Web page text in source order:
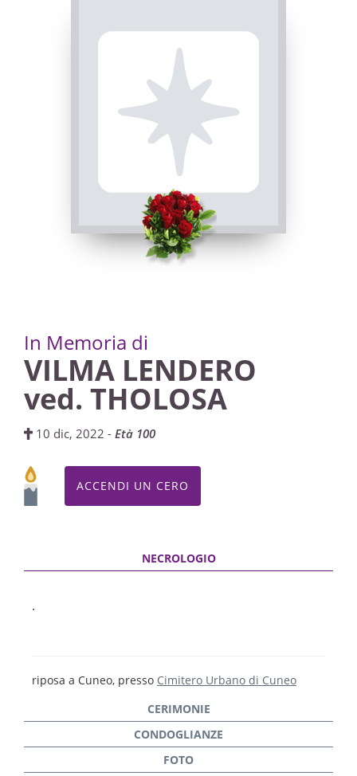
In Memoria di
VILMA LENDERO
ved. THOLOSA
10 dic, 2022 -Età 100
ACCENDI UN CERO
.
riposa a Cuneo, presso Cimitero Urbano di Cuneo